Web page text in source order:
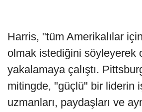
Harris, "tüm Amerikalılar
olmak istediğini söyleyerek
yakalamaya çalıştı.
mitingde, "güçlü" bir liderin
uzmanları, paydaşları ve